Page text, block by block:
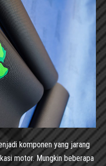
komponen yang jarang
motor. Mungkin beberapa